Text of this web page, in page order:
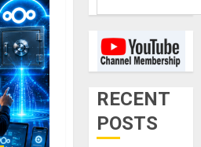
RECENT
POSTS